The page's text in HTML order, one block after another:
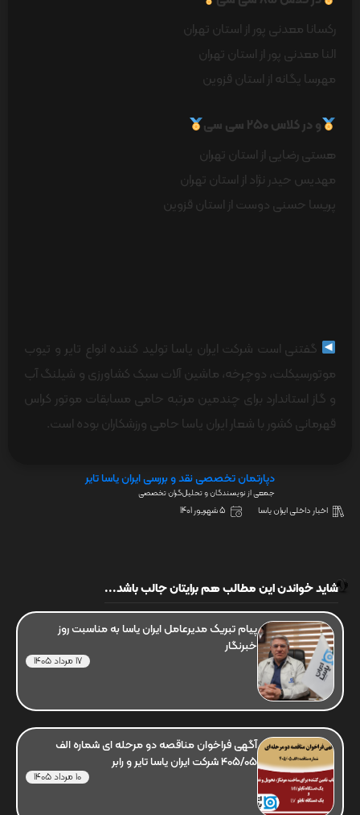
رکسانا معدنی پور از استان تهران
النا معدنی پور از استان تهران
مهرسا یگانه از استان قزوین
و در کلاس ۲۵۰ سی سی
هستی رضایی از استان تهران
مهدیس حیدر نژاد از استان تهران
پریسا حسنی دوست از استان قزوین
گفتنی است شرکت ایران یاسا تولید کننده انواع تایر و تیوب
موتورسیکلت، دوچرخه، ماشین آلات سبک کشاورزی و شیلنگ آب
و گاز استاندارد برای چندمین مرتبه حامی مسابقات موتور کراس
قهرمانی کشور با شعار ایران یاسا حامی ورزشکاران بوده است.
دپارتمان تخصصی نقد و بررسی ایران یاسا تایر
جمعی از نویسندگان و تحلیل‌گران تخصصی
اخبار داخلی ایران یاسا 5 شهریور 1401
شاید خواندن این مطالب هم برایتان جالب باشد...
پیام تبریک مدیرعامل ایران یاسا به مناسبت روز
خبرنگار
17 مرداد 1405
آگهی فراخوان مناقصه دو مرحله ای شماره الف
405/05 شرکت ایران یاسا تایر و رابر
10 مرداد 1405